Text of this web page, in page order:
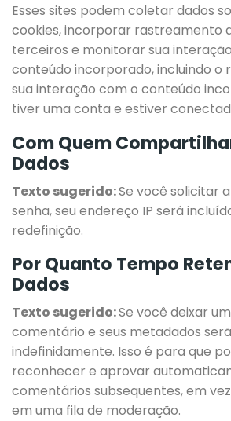
Esses sites podem coletar dados
cookies, incorporar rastreamento
terceiros e monitorar sua
conteúdo incorporado, incluindo o
sua interação com o conteúdo
tiver uma conta e estiver
Com Quem
Dados
Texto sugerido:Se você solicitar
senha, seu endereço IP será
redefinição.
Por Quanto Tempo
Dados
Texto sugerido:Se você deixar
comentário e seus metadados
indefinidamente. Isso é para que
reconhecer e aprovar
comentários subsequentes, em
em uma fila de moderação.